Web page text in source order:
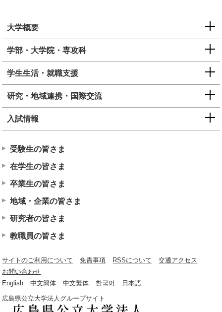
大学概要
学部・大学院・専攻科
学生生活・就職支援
研究・地域連携・国際交流
入試情報
受験生の皆さま
在学生の皆さま
卒業生の皆さま
地域・企業の皆さま
研究者の皆さま
教職員の皆さま
サイトのご利用について 免責事項 RSSについて
交通アクセス
お問い合わせ
English
中文簡体 中文繁体 한국어 日本語
広島県公立大学法人グループサイト